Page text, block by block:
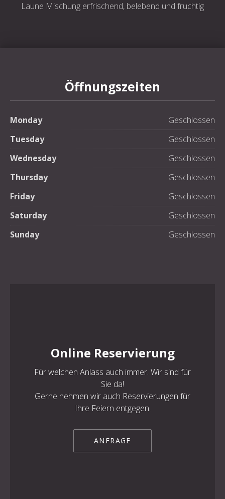
Laune Mischung erfrischend, belebend und fruchtig
Öffnungszeiten
Monday
Geschlossen
Tuesday
Geschlossen
Wednesday
Geschlossen
Thursday
Geschlossen
Friday
Geschlossen
Saturday
Geschlossen
Sunday
Geschlossen
Online Reservierung
Für welchen Anlass auch immer. Wir sind für
Sie da!
Gerne nehmen wir auch Reservierungen für
Ihre Feiern entgegen.
ANFRAGE